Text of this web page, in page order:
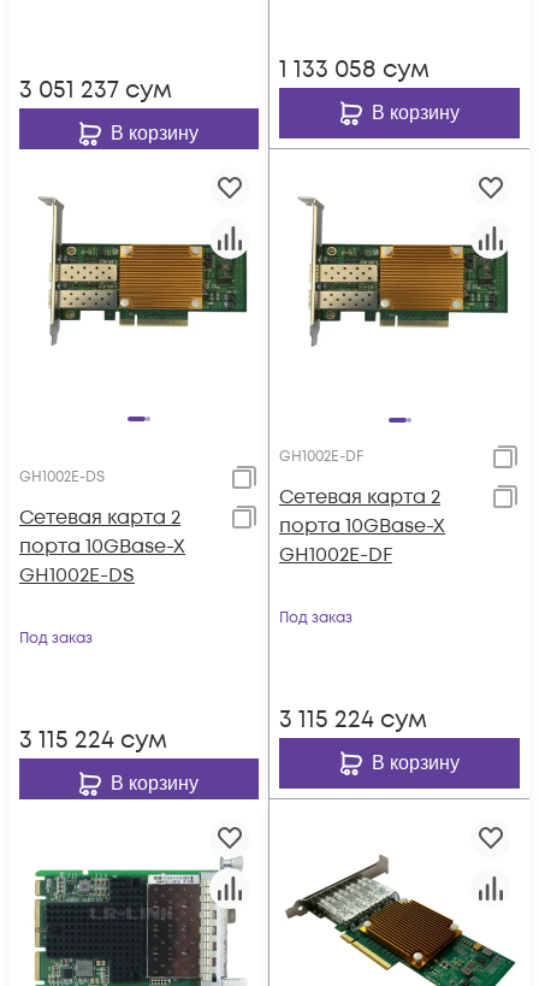
3 051 237 сум
В корзину
1 133 058 сум
В корзину
GH1002E-DS
Сетевая карта 2
порта 10GBase-X
GH1002E-DS
Под заказ
3 115 224 сум
В корзину
GH1002E-DF
Сетевая карта 2
порта 10GBase-X
GH1002E-DF
Под заказ
3 115 224 сум
В корзину